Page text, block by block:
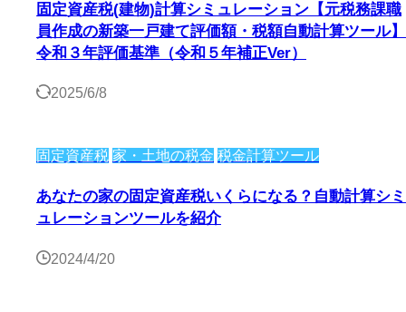
固定資産税(建物)計算シミュレーション【元税務課職
員作成の新築一戸建て評価額・税額自動計算ツール】
令和３年評価基準（令和５年補正Ver）
2025/6/8
固定資産税 家・土地の税金 税金計算ツール
あなたの家の固定資産税いくらになる？自動計算シミ
ュレーションツールを紹介
2024/4/20